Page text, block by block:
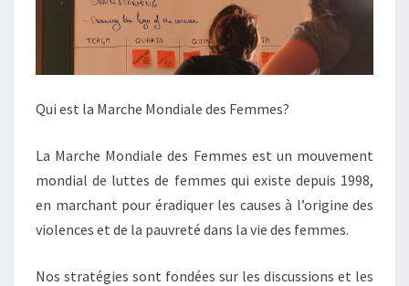
Qui est la Marche Mondiale des Femmes?
La Marche Mondiale des Femmes est un mouvement
mondial de luttes de femmes qui existe depuis 1998,
en marchant pour éradiquer les causes à l’origine des
violences et de la pauvreté dans la vie des femmes.
Nos stratégies sont fondées sur les discussions et les